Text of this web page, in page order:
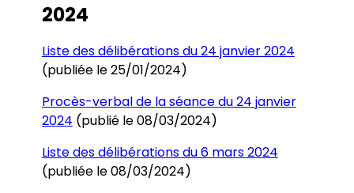
2024
Liste des délibérations du 24 janvier 2024
(publiée le 25/01/2024)
Procès-verbal de la séance du 24 janvier
2024 (publié le 08/03/2024)
Liste des délibérations du 6 mars 2024
(publiée le 08/03/2024)